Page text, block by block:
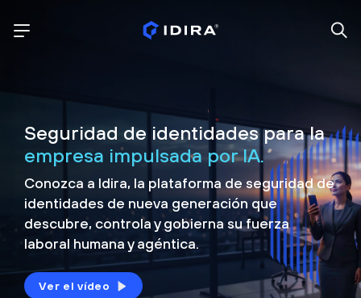
Seguridad de identidades para la
empresa impulsada por IA.
Conozca a Idira, la plataforma de seguridad de
identidades de nueva generación que
descubre, controla ygobierna su fuerza
laboral humana y agéntica.
Ver el vídeo